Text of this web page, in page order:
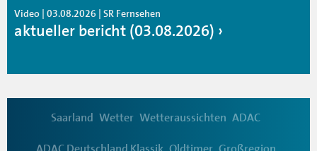
Video | 03.08.2026 | SR Fernsehen
aktueller bericht (03.08.2026)
Saarland Wetter Wetteraussichten ADAC